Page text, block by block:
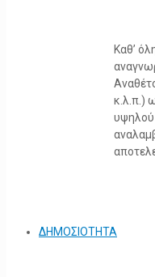
Καθ’
κ.λ.π.)
υψηλού
ΔΗΜΟΣΙΟΤΗΤΑ